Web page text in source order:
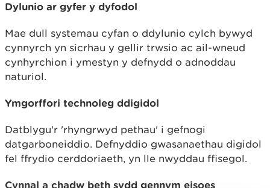
Dylunio ar gyfer y dyfodol
Mae dull systemau cyfan o ddylunio cylch bywyd
cynnyrch yn sicrhau y gellir trwsio ac ail-wneud
cynhyrchion i ymestyn y defnydd o adnoddau
naturiol.
Ymgorffori technoleg ddigidol
Datblygu'r 'rhyngrwyd pethau' i gefnogi
datgarboneiddio. Defnyddio gwasanaethau digidol
fel ffrydio cerddoriaeth, yn lle nwyddau ffisegol.
Cynnal a chadw beth sydd gennym eisoes